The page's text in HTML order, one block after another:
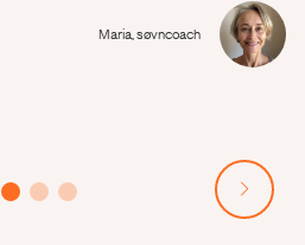
Maria, søvncoach